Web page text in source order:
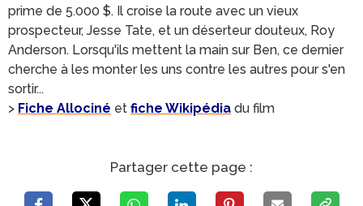
prime de 5.000 $. Il croise la route avec un vieux
prospecteur, Jesse Tate, et un déserteur douteux, Roy
Anderson. Lorsqu'ils mettent la main sur Ben, ce dernier
cherche à les monter les uns contre les autres pour s'en
sortir...
> Fiche Allociné et fiche Wikipédia du film
Partager cette page :